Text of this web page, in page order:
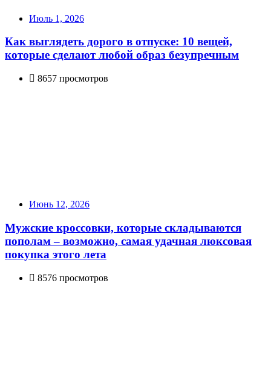
Июль 1, 2026
Как выглядеть дорого в отпуске: 10 вещей,
которые сделают любой образ безупречным
8657 просмотров
Июнь 12, 2026
Мужские кроссовки, которые складываются
пополам – возможно, самая удачная люксовая
покупка этого лета
8576 просмотров